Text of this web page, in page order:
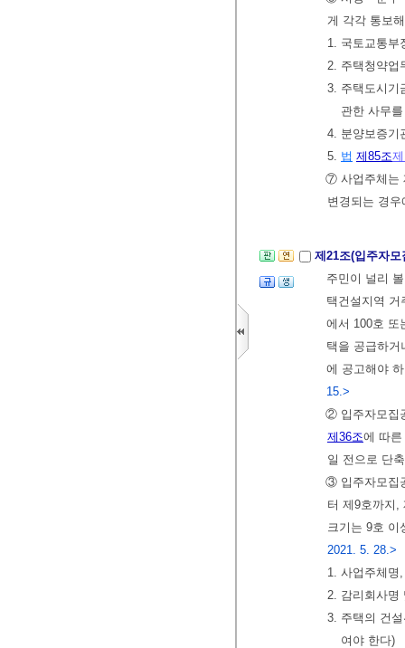
게 각각 통보
1. 국토교통부
2. 주택청약업
3. 주택도시기
관한 사무
4. 분양보증기
5. 법 제85조
⑦ 사업주체는
변경되는 경
제21조(입주자
주민이 널리
택건설지역
에서 100호 또
택을 공급하
에 공고해야
15.>
② 입주자모집
제36조에 따
일 전으로 단
③ 입주자모집
터 제9호까지,
크기는 9호
2021. 5. 28.>
1. 사업주체명
2. 감리회사명
3. 주택의 건
여야 한다)